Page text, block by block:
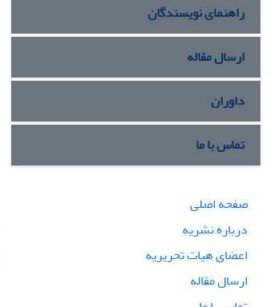
راهنمای نویسندگان
ارسال مقاله
داوران
تماس با ما
صفحه اصلی
درباره نشریه
اعضای هیات تحریریه
ارسال مقاله